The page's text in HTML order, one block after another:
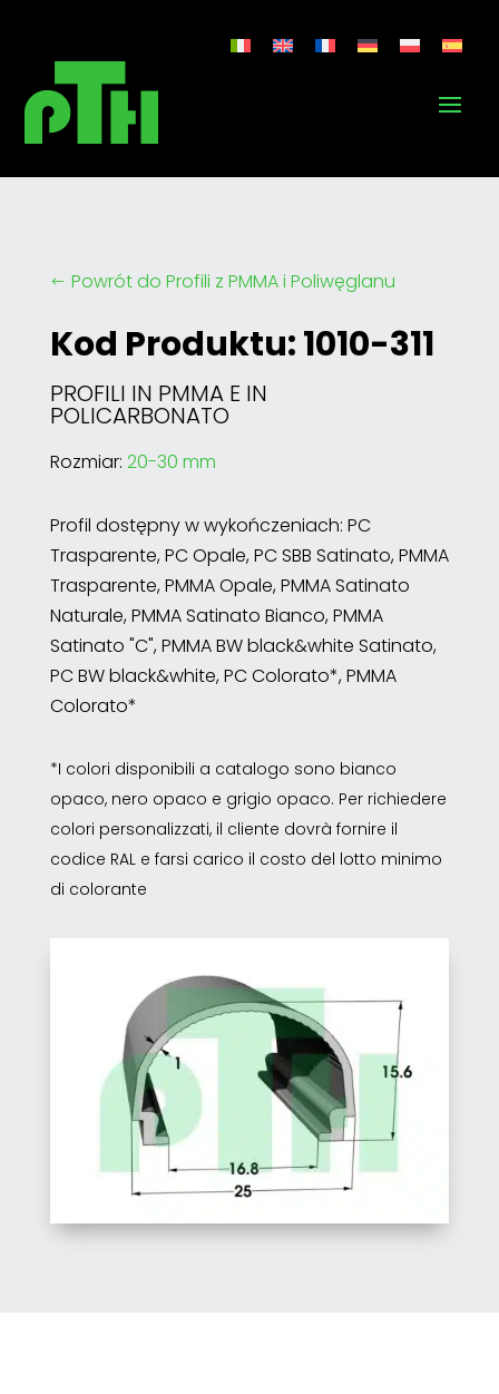
# Powrót do Profili z PMMA i Poliwęglanu
Kod Produktu: 1010-311
PROFILI IN PMMA E IN
POLICARBONATO
Rozmiar: 20-30 mm
Profil dostępny w wykończeniach: PC
Trasparente, PC Opale, PC SBB Satinato, PMMA
Trasparente, PMMA Opale, PMMA Satinato
Naturale, PMMA Satinato Bianco, PMMA
Satinato "C", PMMA BW black&white Satinato,
PC BW black&white, PC Colorato*, PMMA
Colorato*
*I colori disponibili a catalogo sono bianco
opaco, nero opaco e grigio opaco. Per richiedere
colori personalizzati, il cliente dovrà fornire il
codice RAL e farsi carico il costo del lotto minimo
di colorante